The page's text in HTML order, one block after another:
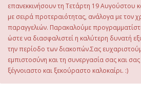
επανεκκινήσουν τη Τετάρτη 19 Αυγούστου
με σειρά προτεραιότητας, ανάλογα με τον
παραγγελιών. Παρακαλούμε
ώστε να διασφαλιστεί η καλύτερη δυνατή
την περίοδο των διακοπών.Σας
εμπιστοσύνη και τη συνεργασία σας και
ξέγνοιαστο και ξεκούραστο καλοκαίρι. :)